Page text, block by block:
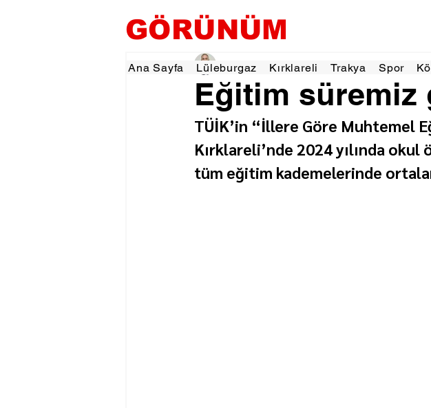
GÖRÜNÜM
Ana Sayfa Lüleburgaz Kırklareli Trakya Spor
Eğitim süremiz
Hamza Dalgıç 1 Eki 2025 1 dakikada okunur
TÜİK’in “İllere Göre Muhtemel
Kırklareli’nde 2024 yılında
tüm eğitim kademelerinde